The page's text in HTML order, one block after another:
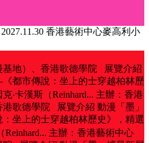
香港藝術中心麥高利小
基地）、香港歌德學院 展覽介紹
都市傳說：坐上的士穿越柏林歷
‧卡漢斯（Reinhard... 主辦：香港
歌德學院 展覽介紹 動漫「墨」
坐上的士穿越柏林歷史》，精選
主辦：香港藝術中心